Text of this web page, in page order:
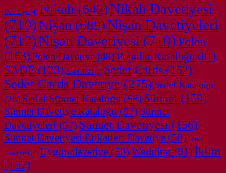
Davetiye (4) Nikah (642)Nikah Davetiyesi
(710)Nişan (689)Nişan Davetiyeleri
(712)Nişan Davetiyesi (710)Polen
(163) Polen Davetiye (48) Popular Kataloğu (81)
SADE (123) Sedef 3726 (2) Sedef Cards (152)
Sedef Cards Davetiye (275) Sedef Kataloğu
(28) Sedef Sünnet Kataloğu (58) Sünnet (159)
Sünnet Davetiye Kataloğu (57) Sünnet
Davetiyeleri (57) Sünnet Davetiyesi (156)
Sünnet Davetiyesi Etiketler: Davetiye (58) Tören
Davetiyesi (2) Uygun davetiye (50) Wedding (91) İklim
(167)